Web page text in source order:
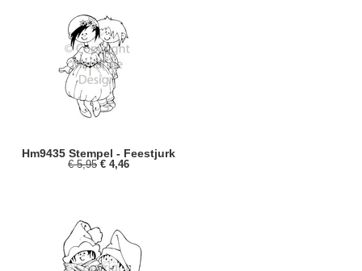
Hm9435 Stempel - Feestjurk
€ 5,95 € 4,46